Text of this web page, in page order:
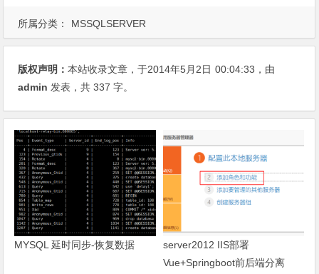
所属分类： MSSQLSERVER
版权声明：本站收录文章，于2014年5月2日 00:04:33 ，由
admin 发表，共 337 字。
MYSQL 延时同步-恢复数据
server2012 IIS部署
Vue+Springboot前后端分离